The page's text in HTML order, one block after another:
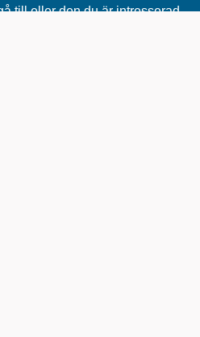
till eller den du är intresserad